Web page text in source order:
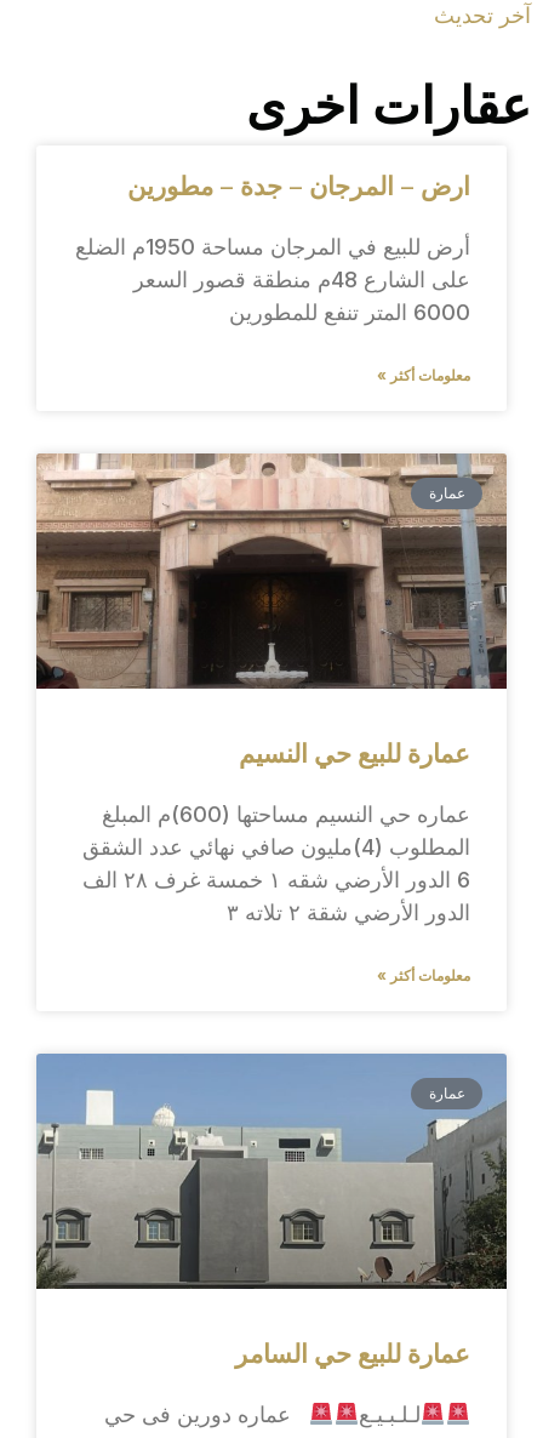
آخر تحديث
عقارات اخرى
ارض – المرجان – جدة – مطورين
أرض للبيع في المرجان مساحة 1950م الضلع
على الشارع 48م منطقة قصور السعر
6000 المتر تنفع للمطورين
معلومات أكثر »
عمارة
عمارة للبيع حي النسيم
عماره حي النسيم مساحتها (600)م المبلغ
المطلوب (4)مليون صافي نهائي عدد الشقق
6 الدور الأرضي شقه ١ خمسة غرف ٢٨ الف
الدور الأرضي شقة ٢ تلاته ٣
معلومات أكثر »
عمارة
عمارة للبيع حي السامر
لـلـبـيـع
عماره دورين فى حي